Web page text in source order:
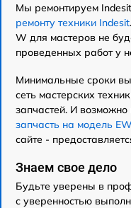
Мы ремонтируем
ремонту техники Indesit
W для мастеров не
проведенных работ у
Минимальные сроки
сеть мастерских
запчастей. И
запчасть на модель
сайте -
Знаем свое дело
Будьте уверены в
с уверенностью